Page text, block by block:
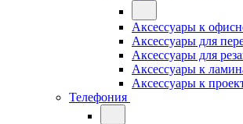
Аксессуары к
Аксессуары для
Аксессуары для
Аксессуары к
Аксессуары к
Телефония